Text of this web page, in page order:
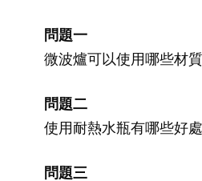
問題一
微波爐可以使用哪些材
問題二
使用耐熱水瓶有哪些好處
問題三